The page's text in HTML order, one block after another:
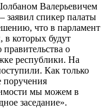
Валерьевичем
заявил спикер палаты
что в парламент
в которых будут
о
республики. На
Как только
поручения
мы можем в
заседание».